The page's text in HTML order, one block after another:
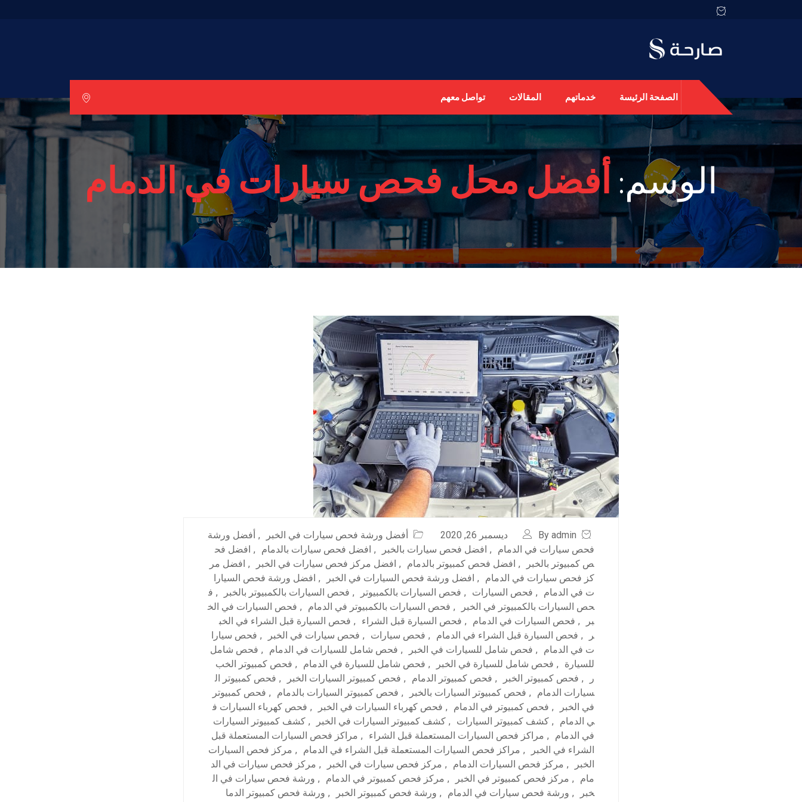
الصفحة الرئيسة خدماتهم المقالات تواصل معهم
الوسم: أفضل محل فحص سيارات في الدمام
By admin ديسمبر 26, 2020 أفضل ورشة فحص سيارات في الخبر , أفضل ورشة
فحص سيارات في الدمام
, افضل فحص سيارات بالخبر , افضل فحص سيارات بالدمام , افضل فح
ص كمبيوتر بالخبر
, افضل فحص كمبيوتر بالدمام , افضل مركز فحص سيارات في الخبر , افضل مر
كز فحص سيارات في الدمام
, افضل ورشة فحص السيارات في الخبر , افضل ورشة فحص السيارا
ت في الدمام
, فحص السيارات , فحص السيارات بالكمبيوتر , فحص السيارات بالكمبيوتر بالخبر , ف
حص السيارات بالكمبيوتر في الخبر
, فحص السيارات بالكمبيوتر في الدمام , فحص السيارات في الخ
بر
, فحص السيارات في الدمام , فحص السيارة قبل الشراء , فحص السيارة قبل الشراء في الخب
ر
, فحص السيارة قبل الشراء في الدمام , فحص سيارات , فحص سيارات في الخبر , فحص سيارا
ت في الدمام
, فحص شامل للسيارات في الخبر , فحص شامل للسيارات في الدمام , فحص شامل
للسيارة
, فحص شامل للسيارة في الخبر , فحص شامل للسيارة في الدمام , فحص كمبيوتر الخب
ر
, فحص كمبيوتر الخبر , فحص كمبيوتر الدمام , فحص كمبيوتر السيارات الخبر , فحص كمبيوتر ال
سيارات الدمام
, فحص كمبيوتر السيارات بالخبر , فحص كمبيوتر السيارات بالدمام , فحص كمبيوتر
في الخبر
, فحص كمبيوتر في الدمام , فحص كهرباء السيارات في الخبر , فحص كهرباء السيارات ف
ي الدمام
, كشف كمبيوتر السيارات , كشف كمبيوتر السيارات في الخبر , كشف كمبيوتر السيارات
في الدمام
, مراكز فحص السيارات المستعملة قبل الشراء , مراكز فحص السيارات المستعملة قبل
الشراء في الخبر
, مراكز فحص السيارات المستعملة قبل الشراء في الدمام , مركز فحص السيارات
الخبر
, مركز فحص السيارات الدمام , مركز فحص سيارات في الخبر , مركز فحص سيارات في الد
مام
, مركز فحص كمبيوتر في الخبر , مركز فحص كمبيوتر في الدمام , ورشة فحص سيارات في ال
خبر
, ورشة فحص سيارات في الدمام , ورشة فحص كمبيوتر الخبر , ورشة فحص كمبيوتر الدما